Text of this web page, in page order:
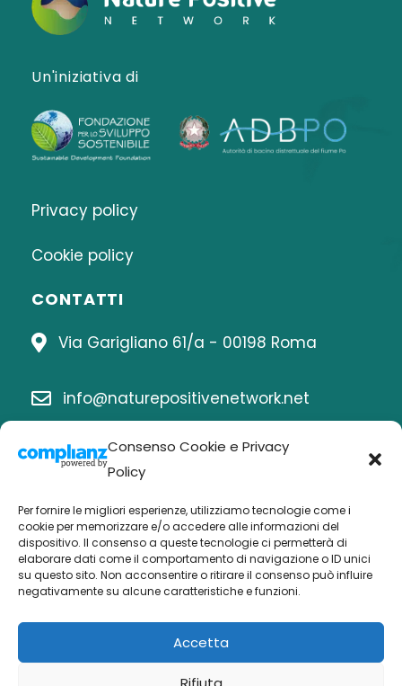
Consenso Cookie e Privacy
Policy
Per fornire le migliori esperienze, utilizziamo tecnologie come i
cookie per memorizzare e/o accedere alle informazioni del
dispositivo. Il consenso a queste tecnologie ci permetterà di
elaborare dati come il comportamento di navigazione o ID unici
su questo sito. Non acconsentire o ritirare il consenso può influire
negativamente su alcune caratteristiche e funzioni.
Accetta
Un'iniziativa di
Privacy policy
Cookie policy
CONTATTI
Via Garigliano 61/a - 00198 Roma
info@naturepositivenetwork.net
06 8414815
Chi siamo
Economia nature positive